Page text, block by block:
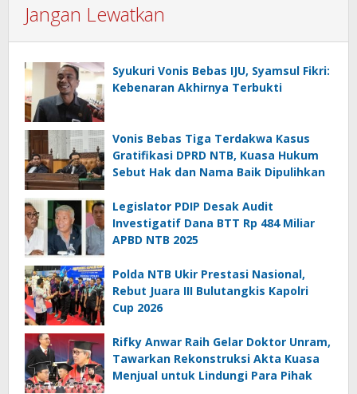
Jangan Lewatkan
Syukuri Vonis Bebas IJU, Syamsul Fikri:
Kebenaran Akhirnya Terbukti
Vonis Bebas Tiga Terdakwa Kasus
Gratifikasi DPRD NTB, Kuasa Hukum
Sebut Hak dan Nama Baik Dipulihkan
Legislator PDIP Desak Audit
Investigatif Dana BTT Rp 484 Miliar
APBD NTB 2025
Polda NTB Ukir Prestasi Nasional,
Rebut Juara III Bulutangkis Kapolri
Cup 2026
Rifky Anwar Raih Gelar Doktor Unram,
Tawarkan Rekonstruksi Akta Kuasa
Menjual untuk Lindungi Para Pihak